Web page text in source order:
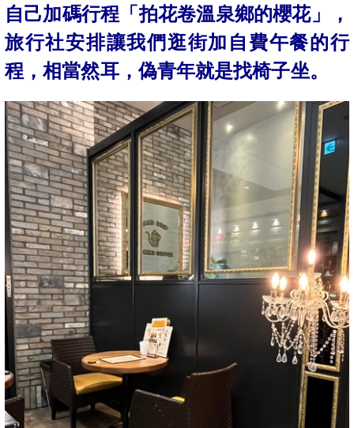
自己加碼行程「拍花卷溫泉鄉的櫻花」，
旅行社安排讓我們逛街加自費午餐的行
程，相當然耳，偽青年就是找椅子坐。